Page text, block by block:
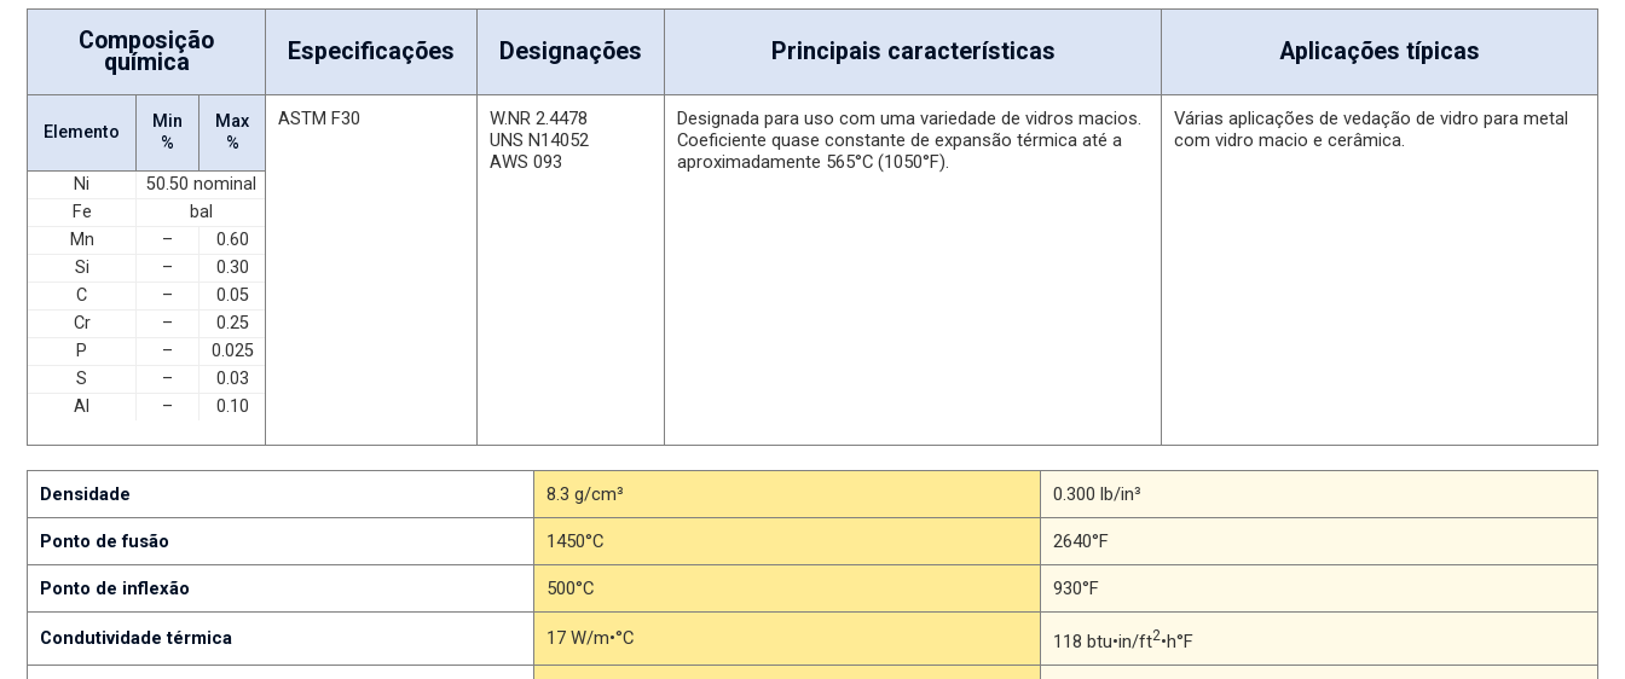
Composição
química Especificações Designações Principais características Aplicações típicas
Elemento
Min
%
Max
%
Ni
50.50 nominal
Fe
bal
Mn
–
0.60
Si
–
0.30
C
–
0.05
Cr
–
0.25
P
–
0.025
S
–
0.03
Al
– 0.10
ASTM F30
W.NR 2.4478
UNS N14052
AWS 093
Designada para uso com uma variedade de vidros macios.
Coeficiente quase constante de expansão térmica até a
aproximadamente 565°C (1050°F).
Várias aplicações de vedação de vidro para metal
com vidro macio e cerâmica.
Densidade 8.3 g/cm³ 0.300 lb/in³
Ponto de fusão 1450°C 2640°F
Ponto de inflexão 500°C 930°F
Condutividade térmica 17 W/m•°C 118 btu•in/ft2•h°F